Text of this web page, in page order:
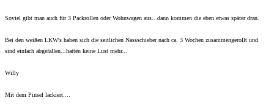
Soviel gibt man auch für 3 Packrollen oder Wohnwagen aus...dann kommen die eben etwas später dran.
Bei den weißen LKW's haben sich die seitlichen Nassschieber nach ca. 3 Wochen zusammengerollt und
sind einfach abgefallen...hatten keine Lust mehr...
Willy
Mit dem Pinsel lackiert....